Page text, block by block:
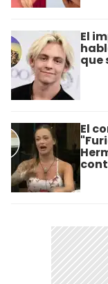
El
que
El